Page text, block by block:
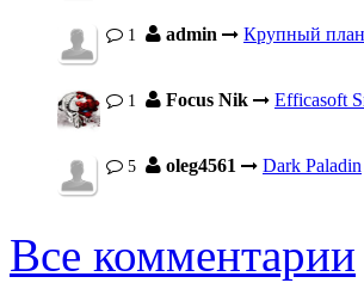
1 admin Крупный
1 Focus Nik Efficasoft
5 oleg4561 Dark Paladin
Все комментарии